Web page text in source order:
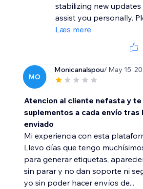
stabilizing new
assist you personally.
Læs mere
MO
Monicanalspou/ May 15,
Atencion al cliente nefasta y
suplementos a cada envío tras
enviado
Mi experiencia con esta
Llevo días que tengo
para generar etiquetas,
sin parar y no dan soporte ni
yo sin poder hacer envíos de...